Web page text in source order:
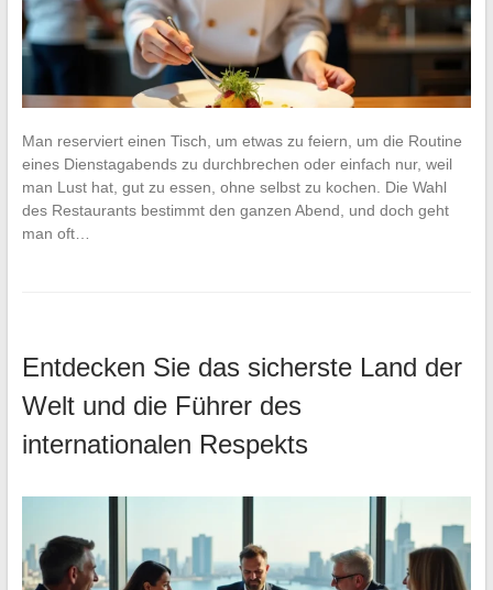
Man reserviert einen Tisch, um etwas zu feiern, um die Routine
eines Dienstagabends zu durchbrechen oder einfach nur, weil
man Lust hat, gut zu essen, ohne selbst zu kochen. Die Wahl
des Restaurants bestimmt den ganzen Abend, und doch geht
man oft…
Entdecken Sie das sicherste Land der
Welt und die Führer des
internationalen Respekts